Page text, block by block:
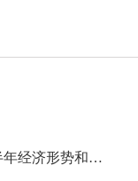
作的重要讲话精神